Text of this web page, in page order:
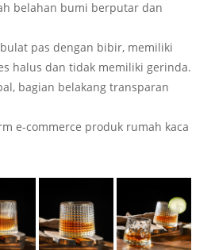
belahan bumi berputar dan
pas dengan bibir, memiliki
halus dan tidak memiliki gerinda.
bagian belakang transparan
e-commerce produk rumah kaca